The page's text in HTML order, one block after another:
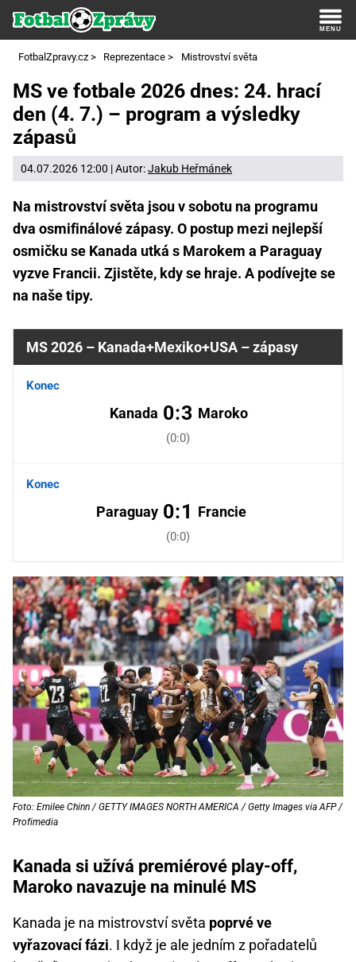
FotbalZpravy.cz > Reprezentace > Mistrovství světa
MS ve fotbale 2026 dnes: 24. hrací
den (4. 7.) – program a výsledky
zápasů
04.07.2026 12:00 | Autor:Jakub Heřmánek
Na mistrovství světa jsou v sobotu na programu
dva osmifinálové zápasy. O postup mezi nejlepší
osmičku se Kanada utká s Marokem a Paraguay
vyzve Francii. Zjistěte, kdy se hraje. A podívejte se
na naše tipy.
MS 2026 – Kanada+Mexiko+USA – zápasy
Konec
Kanada 0:3 Maroko
(0:0)
Konec
Paraguay 0:1 Francie
(0:0)
Foto: Emilee Chinn / GETTY IMAGES NORTH AMERICA / Getty Images via AFP /
Profimedia
Kanada si užívá premiérové play-off,
Maroko navazuje na minulé MS
Kanada je na mistrovství světa poprvé ve
vyřazovací fázi. I když je ale jedním z pořadatelů